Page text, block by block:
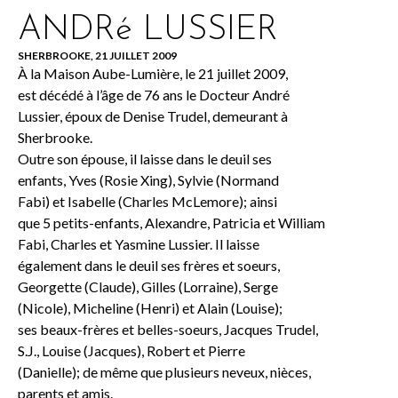
ANDRé LUSSIER
SHERBROOKE, 21 JUILLET 2009
À la Maison Aube-Lumière, le 21 juillet 2009,
est décédé à l’âge de 76 ans le Docteur André
Lussier, époux de Denise Trudel, demeurant à
Sherbrooke.
Outre son épouse, il laisse dans le deuil ses
enfants, Yves (Rosie Xing), Sylvie (Normand
Fabi) et Isabelle (Charles McLemore); ainsi
que 5 petits-enfants, Alexandre, Patricia et William
Fabi, Charles et Yasmine Lussier. Il laisse
également dans le deuil ses frères et soeurs,
Georgette (Claude), Gilles (Lorraine), Serge
(Nicole), Micheline (Henri) et Alain (Louise);
ses beaux-frères et belles-soeurs, Jacques Trudel,
S.J., Louise (Jacques), Robert et Pierre
(Danielle); de même que plusieurs neveux, nièces,
parents et amis.